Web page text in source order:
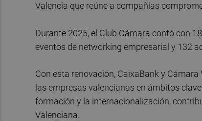
Valencia que reúne a compañías
Durante 2025, el Club Cámara contó con
eventos de networking empresarial y 132
Con esta renovación, CaixaBank y
las empresas valencianas en ámbitos
formación y la internacionalización,
Valenciana.